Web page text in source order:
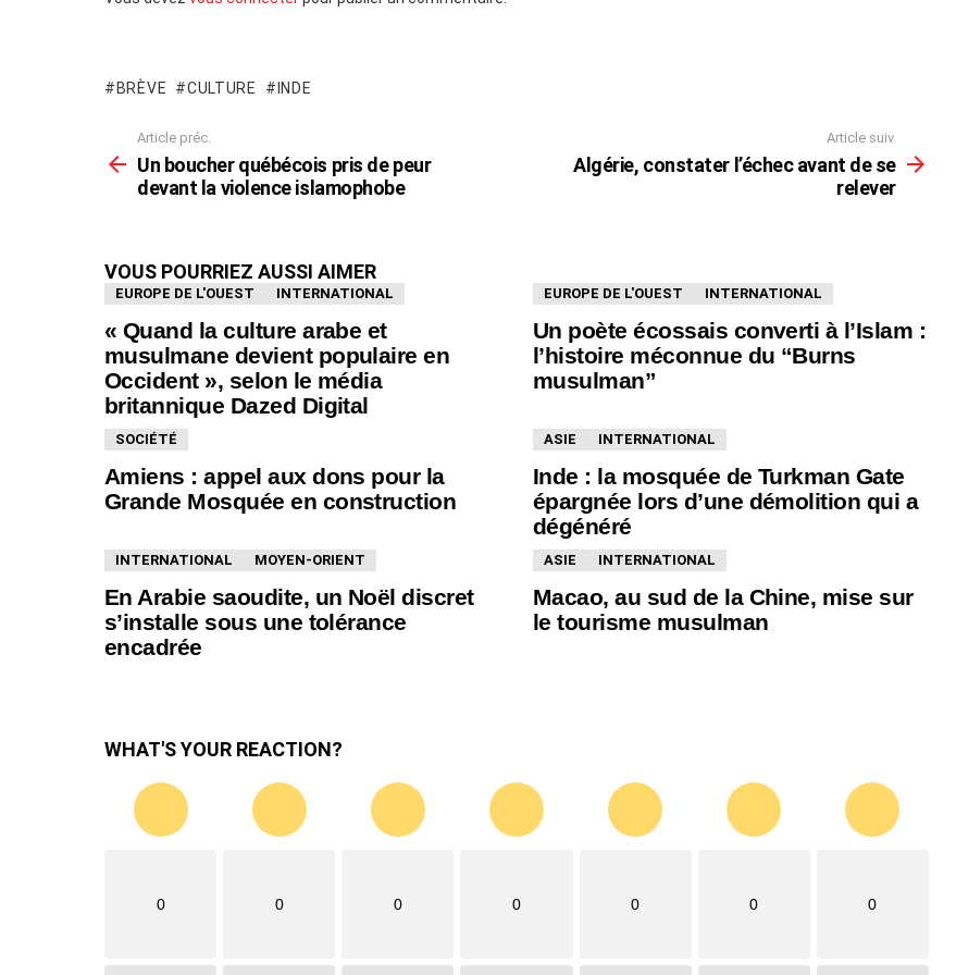
BRÈVE CULTURE INDE
voir
Article préc.
Un boucher québécois pris de peur
devant la violence islamophobe
Article suiv.
Algérie, constater l’échec avant de se
relever
VOUS POURRIEZ AUSSI AIMER
EUROPE DE L'OUEST INTERNATIONAL
« Quand la culture arabe et
musulmane devient populaire en
Occident », selon le média
britannique Dazed Digital
EUROPE DE L'OUEST INTERNATIONAL
Un poète écossais converti à l’Islam :
l’histoire méconnue du “Burns
musulman”
SOCIÉTÉ
Amiens : appel aux dons pour la
Grande Mosquée en construction
ASIE INTERNATIONAL
Inde : la mosquée de Turkman Gate
épargnée lors d’une démolition qui a
dégénéré
INTERNATIONAL MOYEN-ORIENT
En Arabie saoudite, un Noël discret
s’installe sous une tolérance
encadrée
ASIE INTERNATIONAL
Macao, au sud de la Chine, mise sur
le tourisme musulman
WHAT'S YOUR REACTION?
0 0 0 0 0 0 0